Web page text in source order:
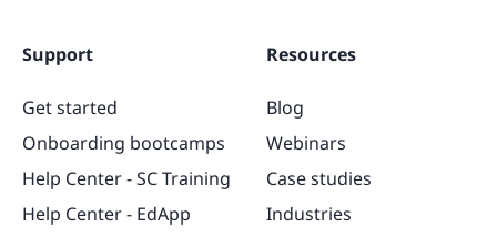
Support
Get started
Onboarding bootcamps
Help Center - SC Training
Help Center - EdApp
Resources
Blog
Webinars
Case studies
Industries